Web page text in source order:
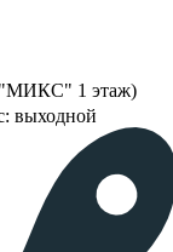
"МИКС" 1 этаж)
выходной